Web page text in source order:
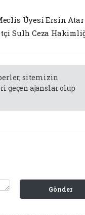
Üyesi Ersin Atar
Sulh Ceza
sitemizin
geçen ajanslar olup
Gönder